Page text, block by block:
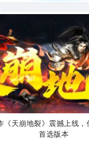
《天崩地裂》震撼上线，
首选版本